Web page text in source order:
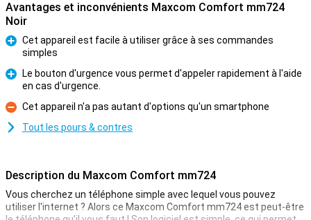
Avantages et inconvénients Maxcom Comfort mm724
Noir
Pour
Cet appareil est facile à utiliser grâce à ses commandes
simples
Pour
Le bouton d'urgence vous permet d'appeler rapidement à l'aide
en cas d'urgence.
Contre
Cet appareil n'a pas autant d'options qu'un smartphone
Tout les pours & contres
Description du Maxcom Comfort mm724
Vous cherchez un téléphone simple avec lequel vous pouvez
utiliser l'internet ? Alors ce Maxcom Comfort mm724 est peut-être